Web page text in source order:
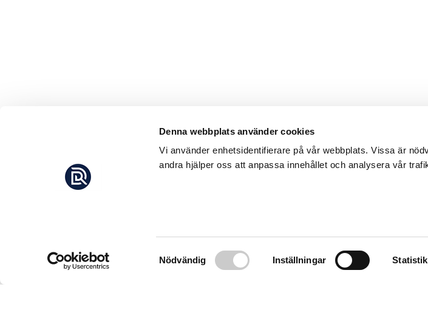
Denna webbplats använder cookies
Vi använder enhetsidentifierare på vår webbplats. Vissa är
andra hjälper oss att anpassa innehållet och analysera vår
Samtyckesval
Nödvändig Inställningar Statistik